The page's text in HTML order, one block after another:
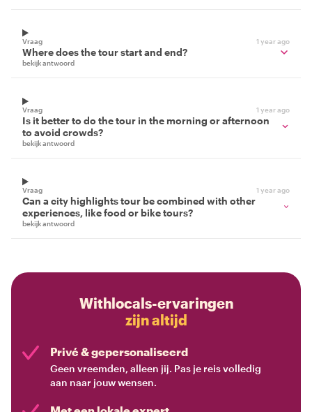
Vraag 1 year ago
Where does the tour start and end?
bekijk antwoord
Vraag 1 year ago
Is it better to do the tour in the morning or afternoon
to avoid crowds?
bekijk antwoord
Vraag 1 year ago
Can a city highlights tour be combined with other
experiences, like food or bike tours?
bekijk antwoord
Withlocals-ervaringen
zijn altijd
Privé & gepersonaliseerd
Geen vreemden, alleen jij. Pas je reis volledig
aan naar jouw wensen.